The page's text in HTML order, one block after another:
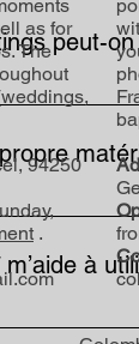
peut-
mode,
possible de
boîtier et vos
boitier
à
un
as for
The
94250
.